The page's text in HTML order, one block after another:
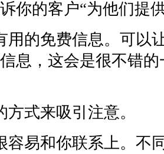
你的客户“为他们提
用的免费信息。可以
息，这会是很不错
式来吸引注意。
容易和你联系上。不